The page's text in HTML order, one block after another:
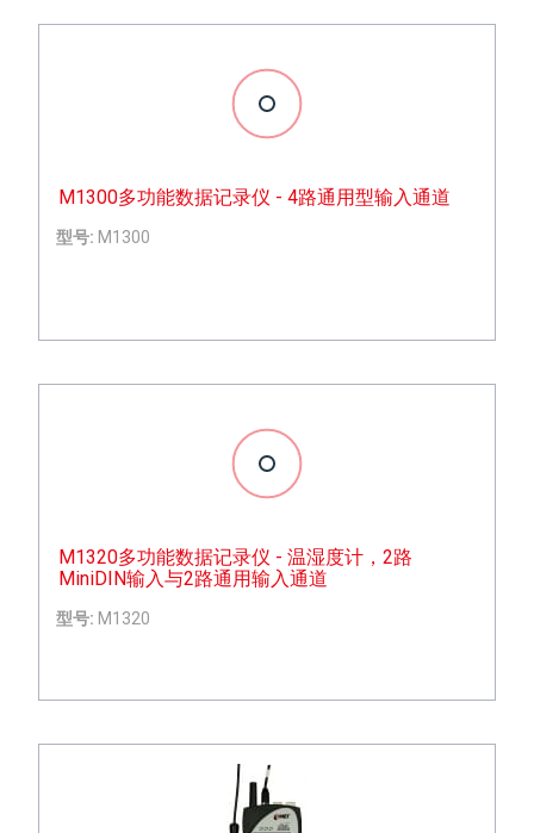
M1300多功能数据记录仪 - 4路通用型输入通道
型号: M1300
M1320多功能数据记录仪 - 温湿度计，2路
MiniDIN输入与2路通用输入通道
型号: M1320